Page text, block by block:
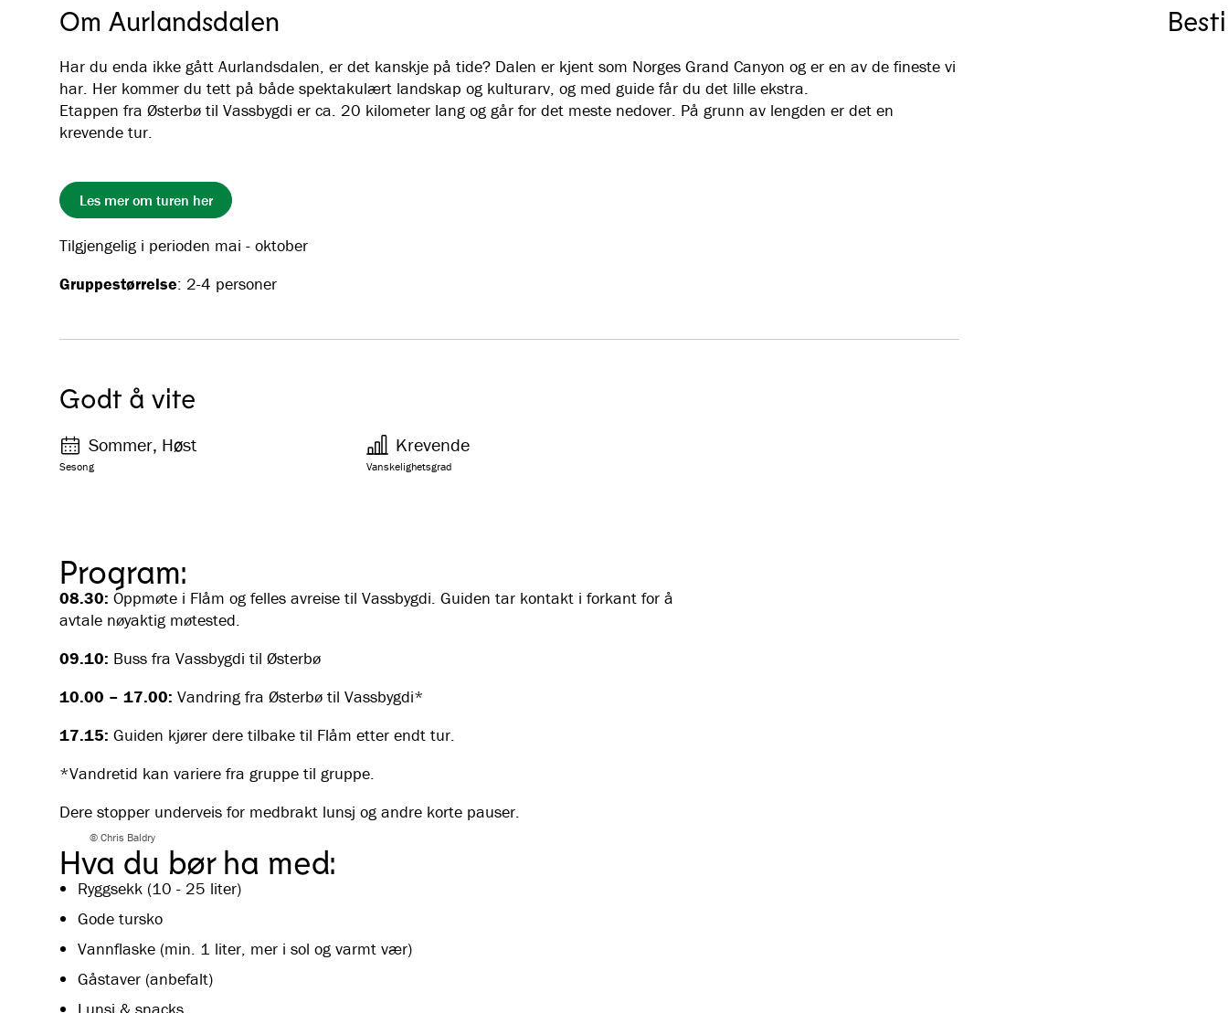
Om Aurlandsdalen
Har du enda ikke gått Aurlandsdalen, er det kanskje på tide? Dalen er kjent som Norges Grand Canyon og er en av de fineste vi
har. Her kommer du tett på både spektakulært landskap og kulturarv, og med guide får du det lille ekstra.
Etappen fra Østerbø til Vassbygdi er ca. 20 kilometer lang og går for det meste nedover. På grunn av lengden er det en
krevende tur.
Les mer om turen her
Tilgjengelig i perioden mai - oktober
Gruppestørrelse: 2-4 personer
Godt å vite
Sesong
Sommer, Høst
Vanskelighetsgrad
Krevende
Program:
08.30: Oppmøte i Flåm og felles avreise til Vassbygdi. Guiden tar kontakt i forkant for å
avtale nøyaktig møtested.
09.10: Buss fra Vassbygdi til Østerbø
10.00 – 17.00: Vandring fra Østerbø til Vassbygdi*
17.15: Guiden kjører dere tilbake til Flåm etter endt tur.
*Vandretid kan variere fra gruppe til gruppe.
Dere stopper underveis for medbrakt lunsj og andre korte pauser.
© Chris Baldry
Hva du bør ha med:
Ryggsekk (10 - 25 liter)
Gode tursko
Vannflaske (min. 1 liter, mer i sol og varmt vær)
Gåstaver (anbefalt)